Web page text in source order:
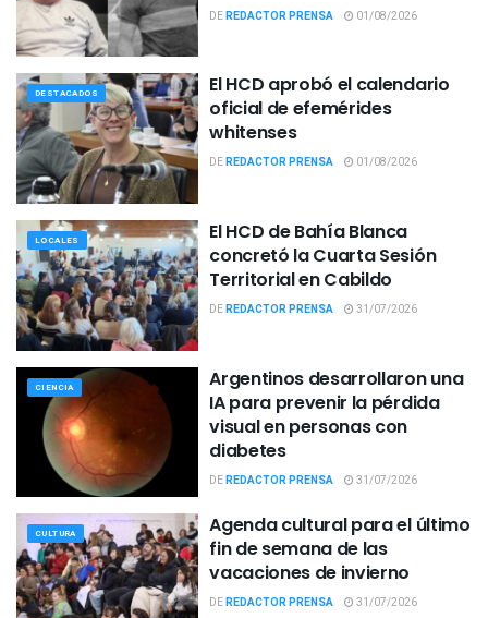
DEREDACTOR PRENSA 01/08/2026
DESTACADOS
El HCD aprobó el calendario
oficial de efemérides
whitenses
DEREDACTOR PRENSA 01/08/2026
LOCALES
El HCD de Bahía Blanca
concretó la Cuarta Sesión
Territorial en Cabildo
DEREDACTOR PRENSA 31/07/2026
CIENCIA
Argentinos desarrollaron una
IA para prevenir la pérdida
visual en personas con
diabetes
DEREDACTOR PRENSA 31/07/2026
CULTURA
Agenda cultural para el último
fin de semana de las
vacaciones de invierno
DEREDACTOR PRENSA 31/07/2026